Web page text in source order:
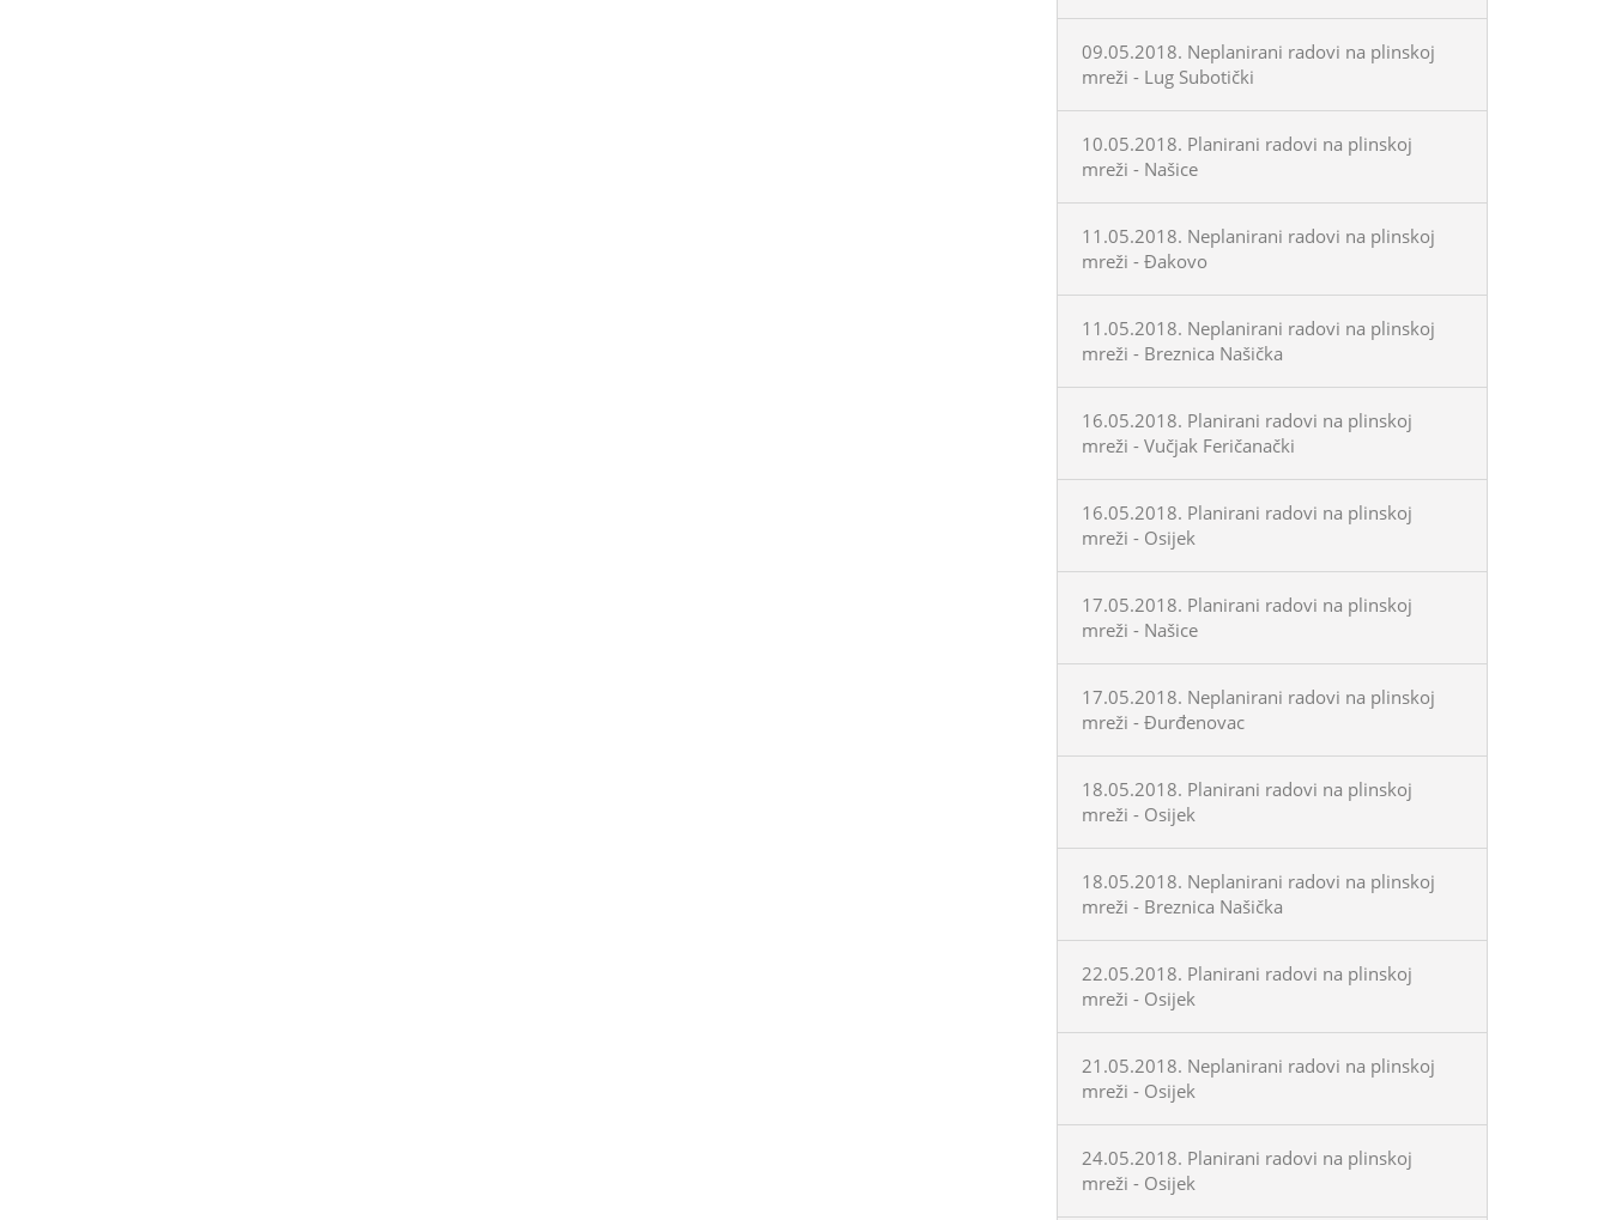
09.05.2018. Neplanirani radovi na plinskoj
mreži - Lug Subotički
10.05.2018. Planirani radovi na plinskoj
mreži - Našice
11.05.2018. Neplanirani radovi na plinskoj
mreži - Đakovo
11.05.2018. Neplanirani radovi na plinskoj
mreži - Breznica Našička
16.05.2018. Planirani radovi na plinskoj
mreži - Vučjak Feričanački
16.05.2018. Planirani radovi na plinskoj
mreži - Osijek
17.05.2018. Planirani radovi na plinskoj
mreži - Našice
17.05.2018. Neplanirani radovi na plinskoj
mreži - Đurđenovac
18.05.2018. Planirani radovi na plinskoj
mreži - Osijek
18.05.2018. Neplanirani radovi na plinskoj
mreži - Breznica Našička
22.05.2018. Planirani radovi na plinskoj
mreži - Osijek
21.05.2018. Neplanirani radovi na plinskoj
mreži - Osijek
24.05.2018. Planirani radovi na plinskoj
mreži - Osijek